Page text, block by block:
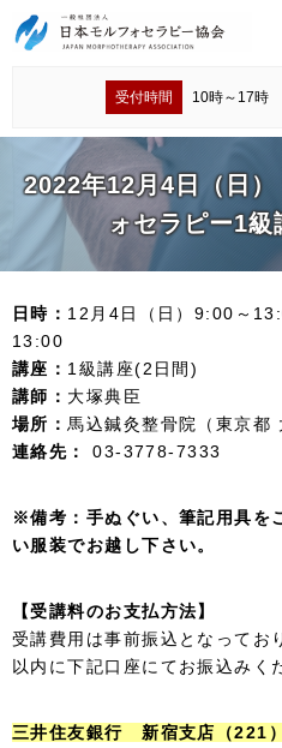
受付時間 10時～17時
2022年12月4日（日
ォセラピー1
日時： 12月4日（日）9:00～
13:00
講座： 1級講座(2日間)
講師： 大塚典臣
場所： 馬込鍼灸整骨院（東京都
連絡先：
03-3778-7333
※備考：手ぬぐい、筆記用具を
い服装でお越し下さい。
【受講料のお支払方法】
受講費用は事前振込となってお
以内に下記口座にてお振込みく
三井住友銀行 新宿支店（221）